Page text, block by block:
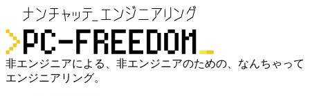
非エンジニアによる、非エンジニアのための、なんちゃって
エンジニアリング。